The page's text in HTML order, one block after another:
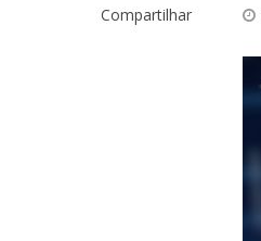
Compartilhar